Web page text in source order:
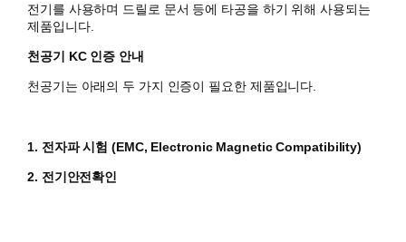
전기를 사용하며 드릴로 문서 등에 타공을 하기 위해 사용되는
제품입니다.
천공기 KC 인증 안내
천공기는 아래의 두 가지 인증이 필요한 제품입니다.
1. 전자파 시험 (EMC, Electronic Magnetic Compatibility)
2. 전기안전확인